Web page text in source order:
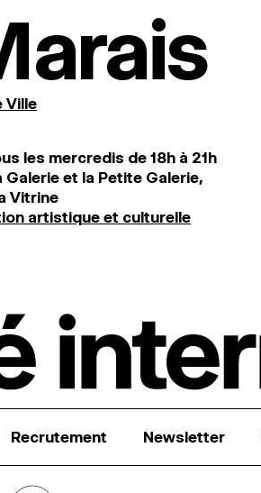
Ville
les mercredis de 18h à 21h
et la Petite Galerie,
Vitrine
artistique et culturelle
Recrutement Newsletter